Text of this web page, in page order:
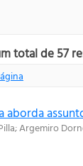
total de 57
aborda
;Argemiro